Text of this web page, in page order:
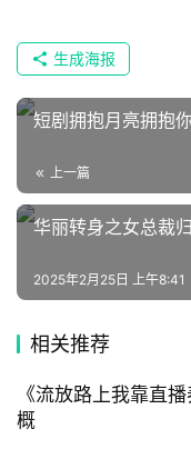
🔥
热
速
递
博
生成海报
短剧拥抱月亮拥抱
上一篇
华丽转身之女总裁
2025年2月25日 上午8:41
相关推荐
《流放路上我靠直
概